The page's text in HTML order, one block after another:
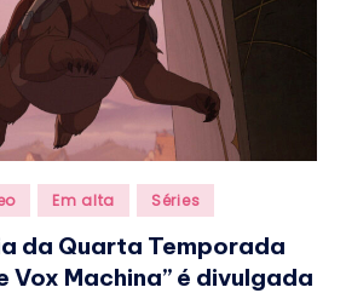
Em alta Séries
da Quarta Temporada
Vox Machina” é divulgada